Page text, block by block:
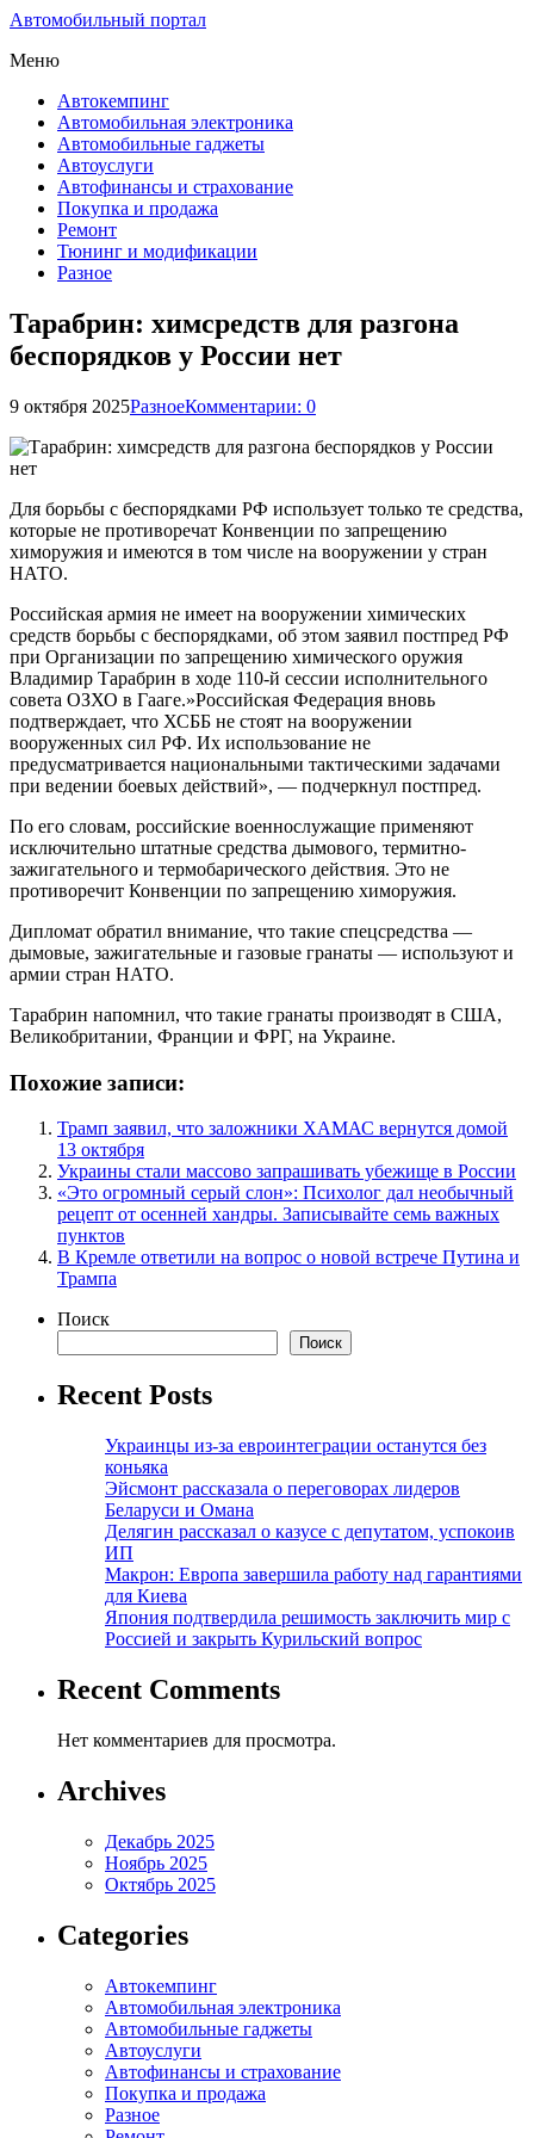
Автомобильный портал
Меню
Автокемпинг
Автомобильная электроника
Автомобильные гаджеты
Автоуслуги
Автофинансы и страхование
Покупка и продажа
Ремонт
Тюнинг и модификации
Разное
Тарабрин: химсредств для разгона
беспорядков у России нет
9 октября 2025РазноеКомментарии: 0
Для борьбы с беспорядками РФ использует только те средства,
которые не противоречат Конвенции по запрещению
химоружия и имеются в том числе на вооружении у стран
НАТО.
Российская армия не имеет на вооружении химических
средств борьбы с беспорядками, об этом заявил постпред РФ
при Организации по запрещению химического оружия
Владимир Тарабрин в ходе 110-й сессии исполнительного
совета ОЗХО в Гааге.»Российская Федерация вновь
подтверждает, что ХСББ не стоят на вооружении
вооруженных сил РФ. Их использование не
предусматривается национальными тактическими задачами
при ведении боевых действий», — подчеркнул постпред.
По его словам, российские военнослужащие применяют
исключительно штатные средства дымового, термитно-
зажигательного и термобарического действия. Это не
противоречит Конвенции по запрещению химоружия.
Дипломат обратил внимание, что такие спецсредства —
дымовые, зажигательные и газовые гранаты — используют и
армии стран НАТО.
Тарабрин напомнил, что такие гранаты производят в США,
Великобритании, Франции и ФРГ, на Украине.
Похожие записи:
Трамп заявил, что заложники ХАМАС вернутся домой
13 октября
Украины стали массово запрашивать убежище в России
«Это огромный серый слон»: Психолог дал необычный
рецепт от осенней хандры. Записывайте семь важных
пунктов
В Кремле ответили на вопрос о новой встрече Путина и
Трампа
Поиск
Поиск
Recent Posts
Украинцы из-за евроинтеграции останутся без
коньяка
Эйсмонт рассказала о переговорах лидеров
Беларуси и Омана
Делягин рассказал о казусе с депутатом, успокоив
ИП
Макрон: Европа завершила работу над гарантиями
для Киева
Япония подтвердила решимость заключить мир с
Россией и закрыть Курильский вопрос
Recent Comments
Нет комментариев для просмотра.
Archives
Декабрь 2025
Ноябрь 2025
Октябрь 2025
Categories
Автокемпинг
Автомобильная электроника
Автомобильные гаджеты
Автоуслуги
Автофинансы и страхование
Покупка и продажа
Разное